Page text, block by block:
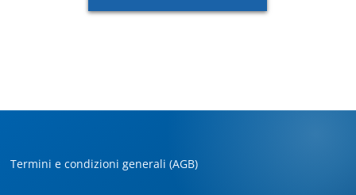
Termini e condizioni generali (AGB)